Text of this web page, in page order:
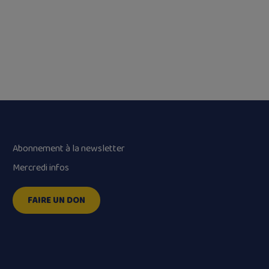
Abonnement à la newsletter
Mercredi infos
FAIRE UN DON